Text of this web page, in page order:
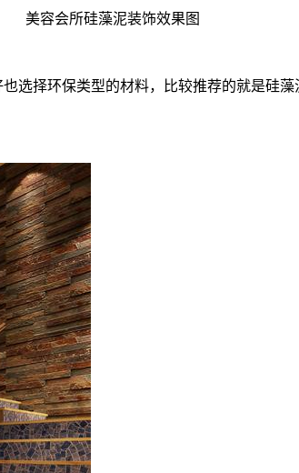
美容会所硅藻泥装饰效果图
选择环保类型的材料，比较推荐的就是硅